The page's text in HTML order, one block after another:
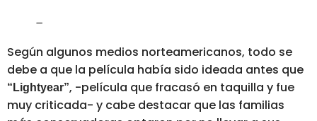
–
Según algunos medios norteamericanos, todo se
debe a que la película había sido ideada antes que
“Lightyear”, -película que fracasó en taquilla y fue
muy criticada- y cabe destacar que las familias